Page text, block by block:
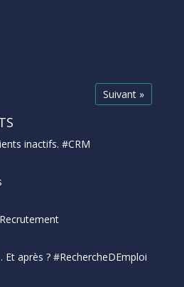
Suivant »
inactifs. #CRM
après ? #RechercheDEmploi